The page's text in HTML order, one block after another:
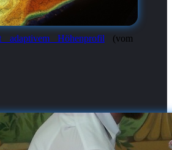
adaptivem Höhenprofil (vom